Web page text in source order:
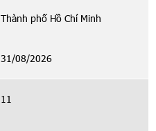
Thành phố Hồ Chí Minh
31/08/2026
11